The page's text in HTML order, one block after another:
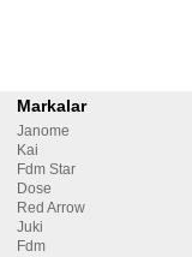
Markalar
Janome
Kai
Fdm Star
Dose
Red Arrow
Juki
Fdm